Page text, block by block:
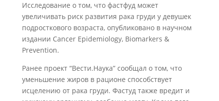
Исследование о том, что фастфуд может
увеличивать риск развития рака груди у девушек
подросткового возраста, опубликовано в научном
издании Cancer Epidemiology, Biomarkers &
Prevention.
Ранее проект “Вести.Наука” сообщал о том, что
уменьшение жиров в рационе способствует
исцелению от рака груди. Фастуд также вредит и